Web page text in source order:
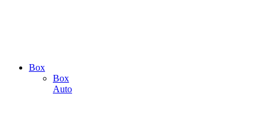
Box
Box
Auto